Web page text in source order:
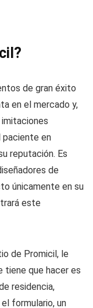
de gran éxito
en el mercado y,
paciente en
reputación. Es
de
únicamente en su
este
de Promicil, le
tiene que hacer es
residencia,
formulario, un